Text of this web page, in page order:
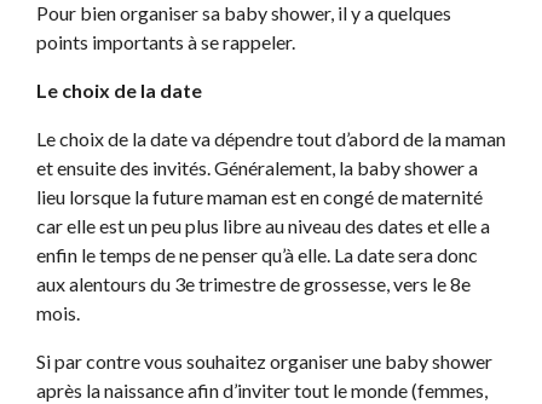
Pour bien organiser sa baby shower, il y a quelques
points importants à se rappeler.
Le choix de la date
Le choix de la date va dépendre tout d’abord de la maman
et ensuite des invités. Généralement, la baby shower a
lieu lorsque la future maman est en congé de maternité
car elle est un peu plus libre au niveau des dates et elle a
enfin le temps de ne penser qu’à elle. La date sera donc
aux alentours du 3e trimestre de grossesse, vers le 8e
mois.
Si par contre vous souhaitez organiser une baby shower
après la naissance afin d’inviter tout le monde (femmes,